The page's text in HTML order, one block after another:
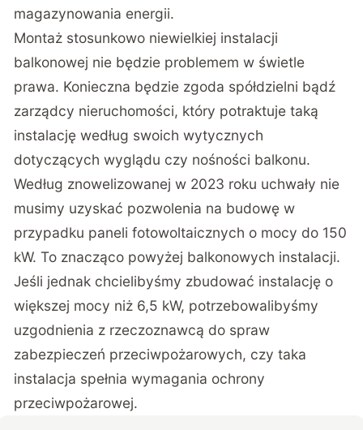
magazynowania energii.
Montaż stosunkowo niewielkiej instalacji
balkonowej nie będzie problemem w świetle
prawa. Konieczna będzie zgoda spółdzielni bądź
zarządcy nieruchomości, który potraktuje taką
instalację według swoich wytycznych
dotyczących wyglądu czy nośności balkonu.
Według znowelizowanej w 2023 roku uchwały nie
musimy uzyskać pozwolenia na budowę w
przypadku paneli fotowoltaicznych o mocy do 150
kW. To znacząco powyżej balkonowych instalacji.
Jeśli jednak chcielibyśmy zbudować instalację o
większej mocy niż 6,5 kW, potrzebowalibyśmy
uzgodnienia z rzeczoznawcą do spraw
zabezpieczeń przeciwpożarowych, czy taka
instalacja spełnia wymagania ochrony
przeciwpożarowej.